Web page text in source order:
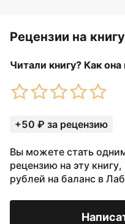
Рецензии на книгу
Читали книгу? Как она
+50 ₽ за рецензию
Вы можете стать
рецензию на эту
рублей на баланс в